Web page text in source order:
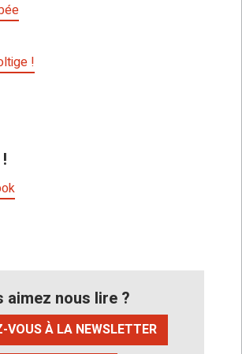
!
aimez nous lire ?
VOUS À LA NEWSLETTER